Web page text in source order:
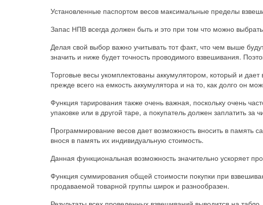
Установленные паспортом весов максимальные пределы
Запас НПВ всегда должен быть и это при том что можно
Делая свой выбор важно учитывать тот факт, что чем выше
значить и ниже будет точность проводимого взвешивания.
Торговые весы укомплектованы аккумулятором, который и
прежде всего на емкость аккумулятора и на то, как долго он
Функция тарирования также очень важная, поскольку очень
упаковке или в другой таре, а покупатель должен заплатить за
Программирование весов дает возможность вносить в память
внося в память их индивидуальную стоимость.
Данная функциональная возможность значительно ускоряет
Функция суммирования общей стоимости покупки при
продаваемой товарной группы широк и разнообразен.